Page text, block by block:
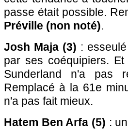
passe était possible.
Préville (non noté).
Josh Maja (3) :
par ses coéquipiers.
Sunderland n'a pas
Remplacé à la 61e
n'a pas fait mieux.
Hatem Ben Arfa (5) :